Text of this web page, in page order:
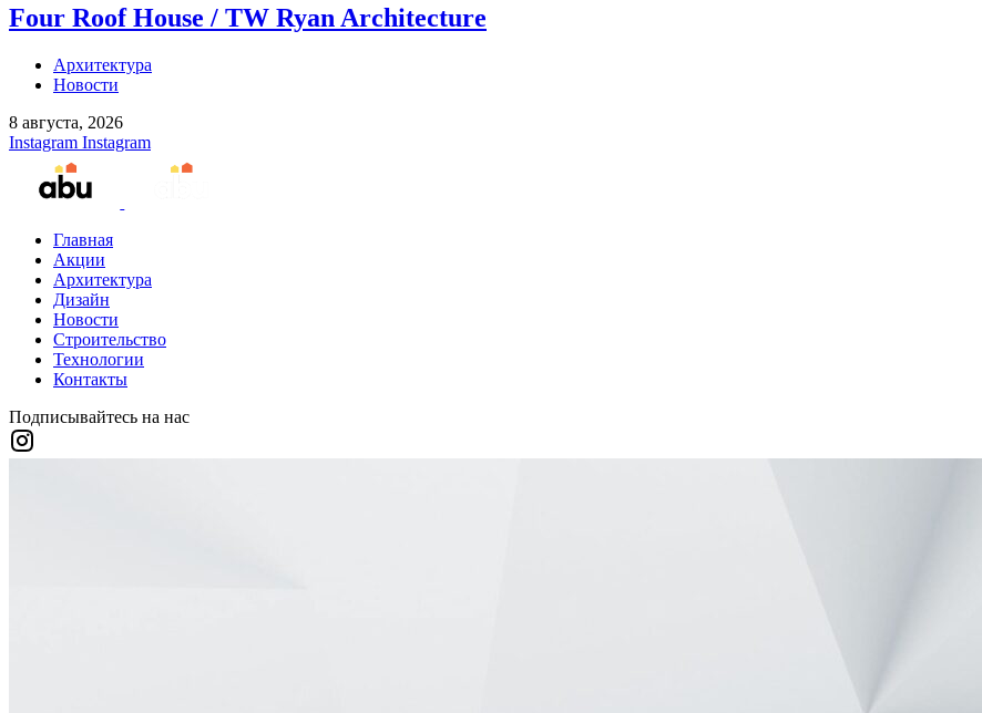
Four Roof House / TW Ryan Architecture
Архитектура
Новости
8 августа, 2026
Instagram Instagram
Главная
Акции
Архитектура
Дизайн
Новости
Строительство
Технологии
Контакты
Подписывайтесь на нас